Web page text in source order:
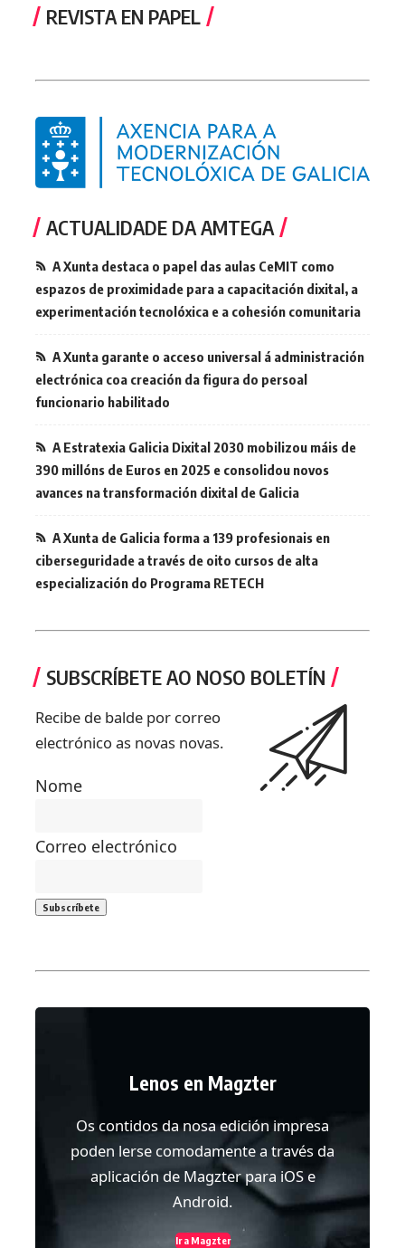
REVISTA EN PAPEL
ACTUALIDADE DA AMTEGA
A Xunta destaca o papel das aulas CeMIT como
espazos de proximidade para a capacitación dixital, a
experimentación tecnolóxica e a cohesión comunitaria
A Xunta garante o acceso universal á administración
electrónica coa creación da figura do persoal
funcionario habilitado
A Estratexia Galicia Dixital 2030 mobilizou máis de
390 millóns de Euros en 2025 e consolidou novos
avances na transformación dixital de Galicia
A Xunta de Galicia forma a 139 profesionais en
ciberseguridade a través de oito cursos de alta
especialización do Programa RETECH
SUBSCRÍBETE AO NOSO BOLETÍN
Recibe de balde por correo
electrónico as novas novas.
Nome
Correo electrónico
Lenos en Magzter
Os contidos da nosa edición impresa
poden lerse comodamente a través da
aplicación de Magzter para iOS e
Android.
Ir a Magzter